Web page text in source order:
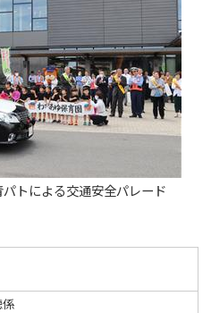
トによる交通安全パレード